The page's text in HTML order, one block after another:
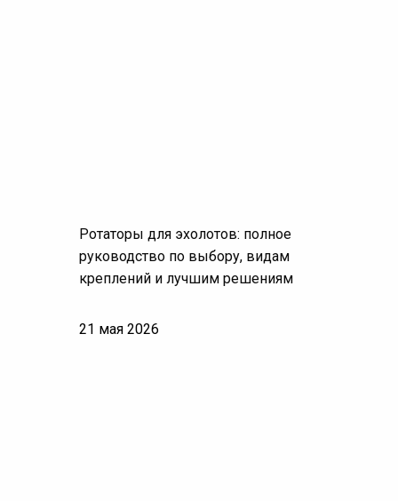
Ротаторы для эхолотов: полное
руководство по выбору, видам
креплений и лучшим решениям
21 мая 2026